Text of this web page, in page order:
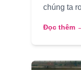
chúng ta
Đọc thêm